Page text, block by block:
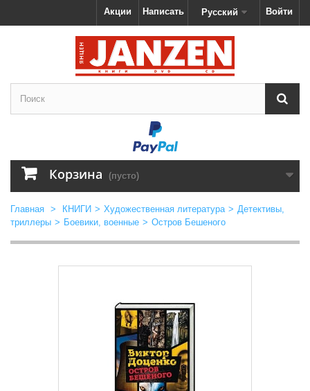
Войти
Русский
Написать
Акции
Корзина (пусто)
Главная > КНИГИ > Художественная литература > Детективы,
триллеры > Боевики, военные > Остров Бешеного